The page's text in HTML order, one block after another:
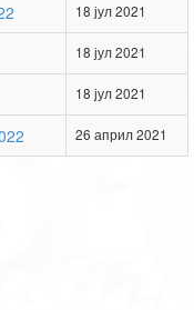
18 јул 2021
18 јул 2021
18 јул 2021
26 април 2021